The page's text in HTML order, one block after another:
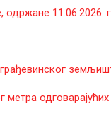
11.06.2026.